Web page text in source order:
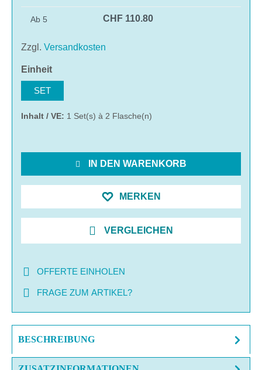
Ab 5 CHF 110.80
Zzgl. Versandkosten
Einheitauswählen
SET
Inhalt / VE: 1 Set(s) à 2 Flasche(n)
IN DEN WARENKORB
MERKEN
VERGLEICHEN
OFFERTE EINHOLEN
FRAGE ZUM ARTIKEL?
BESCHREIBUNG